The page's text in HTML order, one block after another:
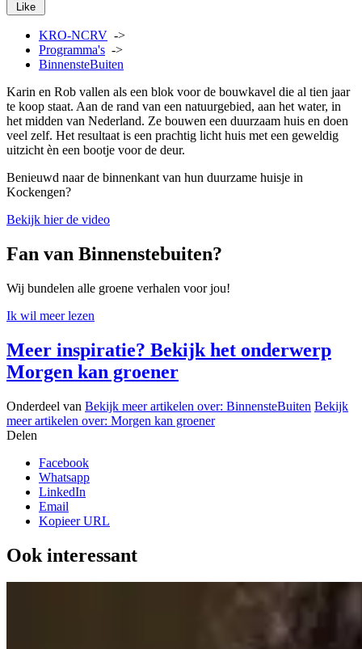
Like
KRO-NCRV ->
Programma's ->
BinnensteBuiten
Karin en Rob vallen als een blok voor de bouwkavel die al tien jaar
te koop staat. Aan de rand van een natuurgebied, aan het water, in
het midden van Nederland. Ze bouwen een duurzaam huis en doen
veel zelf. Het resultaat is een prachtig licht huis met een geweldig
uitzicht èn een bootje voor de deur.
Benieuwd naar de binnenkant van hun duurzame huisje in
Kockengen?
Bekijk hier de video
Fan van Binnenstebuiten?
Wij bundelen alle groene verhalen voor jou!
Ik wil meer lezen
Meer inspiratie? Bekijk het onderwerp
Morgen kan groener
Onderdeel van Bekijk meer artikelen over: BinnensteBuiten Bekijk
meer artikelen over: Morgen kan groener
Delen
Facebook
Whatsapp
LinkedIn
Email
Kopieer URL
Ook interessant